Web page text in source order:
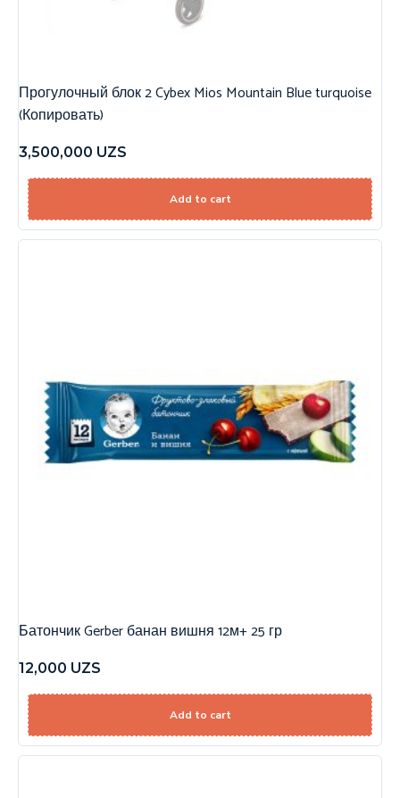
Прогулочный блок 2 Cybex Mios Mountain Blue turquoise
(Копировать)
3,500,000 UZS
Add to cart
Батончик Gerber банан вишня 12м+ 25 гр
12,000 UZS
Add to cart